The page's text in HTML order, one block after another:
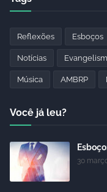
Reflexões Esboços
Notícias
Música AMBRP
Você já leu?
30